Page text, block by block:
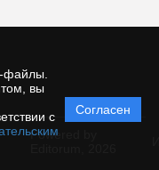
файлы.
вы
с
Согласен
Powered by